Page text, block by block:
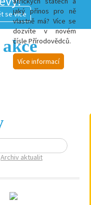
jaký přínos pro ně
vlastně má? Více se
dozvíte v novém
čísle Přírodovědců.
Více informací
se více
Archiv aktualit